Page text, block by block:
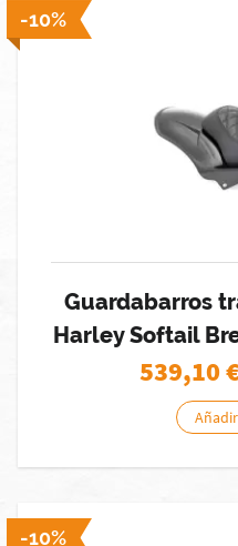
-10%
Guardabarros
Harley Softail
539,10
-10%